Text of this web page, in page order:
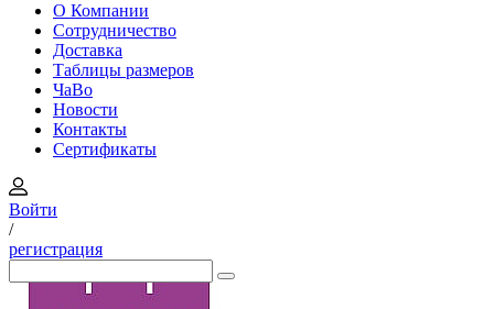
О Компании
Сотрудничество
Доставка
Таблицы размеров
ЧаВо
Новости
Контакты
Сертификаты
Войти
/
регистрация